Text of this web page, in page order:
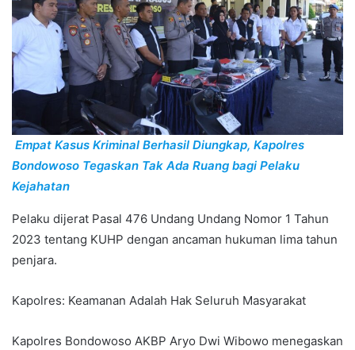
Empat Kasus Kriminal Berhasil Diungkap, Kapolres
Bondowoso Tegaskan Tak Ada Ruang bagi Pelaku
Kejahatan
Pelaku dijerat Pasal 476 Undang Undang Nomor 1 Tahun
2023 tentang KUHP dengan ancaman hukuman lima tahun
penjara.
Kapolres: Keamanan Adalah Hak Seluruh Masyarakat
Kapolres Bondowoso AKBP Aryo Dwi Wibowo menegaskan